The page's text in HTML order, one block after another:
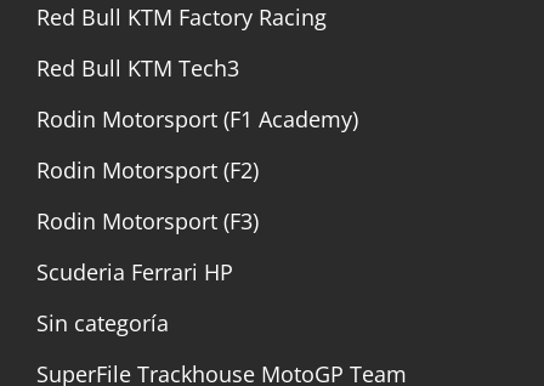
Red Bull KTM Factory Racing
Red Bull KTM Tech3
Rodin Motorsport (F1 Academy)
Rodin Motorsport (F2)
Rodin Motorsport (F3)
Scuderia Ferrari HP
Sin categoría
SuperFile Trackhouse MotoGP Team